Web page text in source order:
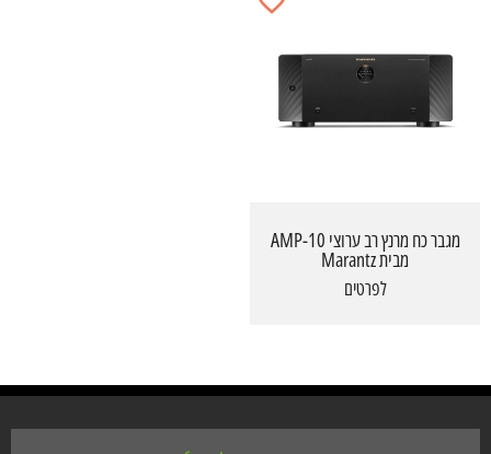
מגבר כח מרנץ רב ערוצי AMP-10
מבית Marantz
לפרטים